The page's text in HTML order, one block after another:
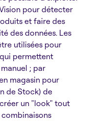
pour détecter
et faire des
des données. Les
utilisées pour
permettent
; par
magasin pour
de Stock) de
un "look" tout